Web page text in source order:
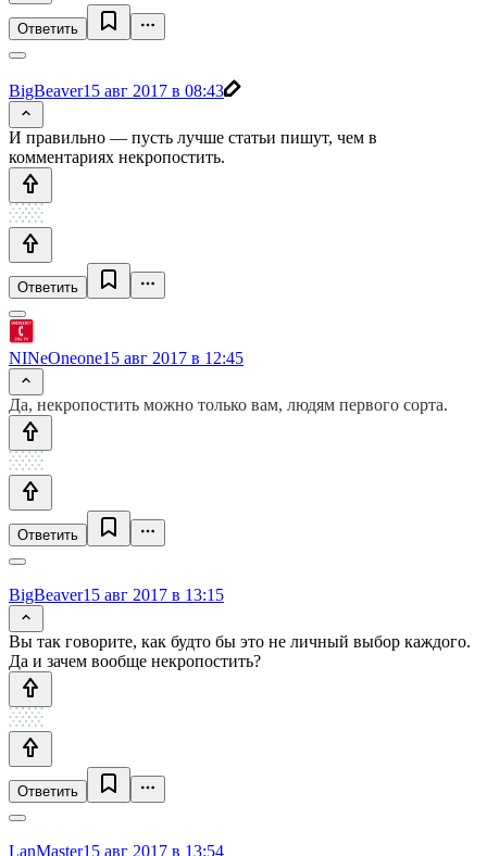
Ответить
BigBeaver15 авг 2017 в 08:43
И правильно — пусть лучше статьи пишут, чем в
комментариях некропостить.
Ответить
NINeOneone15 авг 2017 в 12:45
Да, некропостить можно только вам, людям первого сорта.
Ответить
BigBeaver15 авг 2017 в 13:15
Вы так говорите, как будто бы это не личный выбор каждого.
Да и зачем вообще некропостить?
Ответить
LanMaster15 авг 2017 в 13:54